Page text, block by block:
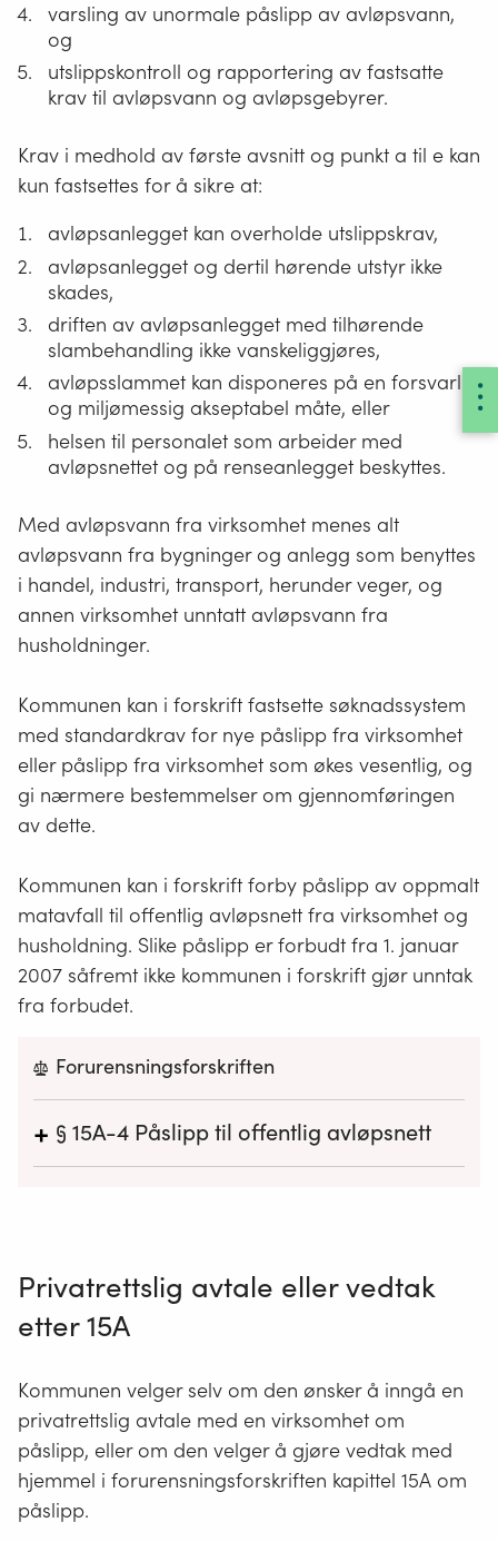
varsling av unormale påslipp av avløpsvann,
og
utslippskontroll og rapportering av fastsatte
krav til avløpsvann og avløpsgebyrer.
Krav i medhold av første avsnitt og punkt a til e kan
kun fastsettes for å sikre at:
avløpsanlegget kan overholde utslippskrav,
avløpsanlegget og dertil hørende utstyr ikke
skades,
driften av avløpsanlegget med tilhørende
slambehandling ikke vanskeliggjøres,
avløpsslammet kan disponeres på en forsvarlig
og miljømessig akseptabel måte, eller
helsen til personalet som arbeider med
avløpsnettet og på renseanlegget beskyttes.
Med avløpsvann fra virksomhet menes alt
avløpsvann fra bygninger og anlegg som benyttes
i handel, industri, transport, herunder veger, og
annen virksomhet unntatt avløpsvann fra
husholdninger.
Kommunen kan i forskrift fastsette søknadssystem
med standardkrav for nye påslipp fra virksomhet
eller påslipp fra virksomhet som økes vesentlig, og
gi nærmere bestemmelser om gjennomføringen
av dette.
Kommunen kan i forskrift forby påslipp av oppmalt
matavfall til offentlig avløpsnett fra virksomhet og
husholdning. Slike påslipp er forbudt fra 1. januar
2007 såfremt ikke kommunen i forskrift gjør unntak
fra forbudet.
Forurensningsforskriften
+ § 15A-4 Påslipp til offentlig avløpsnett
avløpsvann til offentlig avløpsnett fra virksomhet
fastsette krav om:
særlige tilfeller renseeffekt,
b.fettavskiller, sandfang eller silanordning for
avløpsvann med tilhørende vilkår,
c. tilrettelegging for prøvetaking og
mengdemåling av avløpsvann,
Privatrettslig avtale eller vedtak
etter 15A
Kommunen velger selv om den ønsker å inngå en
privatrettslig avtale med en virksomhet om
påslipp, eller om den velger å gjøre vedtak med
hjemmel i forurensningsforskriften kapittel 15A om
påslipp.